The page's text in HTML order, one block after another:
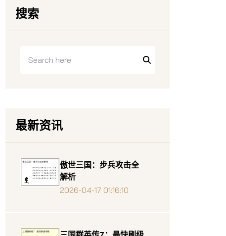
搜索
最新资讯
傲世三国：步兵攻击全
解析
2026-04-17 01:16:10